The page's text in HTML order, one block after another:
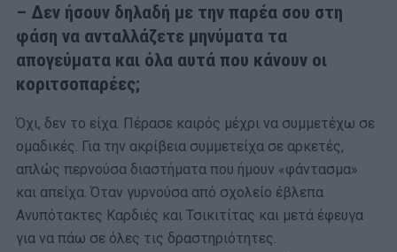
– Δεν ήσουν δηλαδή με την παρέα σου στη
φάση να ανταλλάζετε μηνύματα τα
απογεύματα και όλα αυτά που κάνουν οι
κοριτσοπαρέες;
Όχι, δεν το είχα. Πέρασε καιρός μέχρι να συμμετέχω σε
ομαδικές. Για την ακρίβεια συμμετείχα σε αρκετές,
απλώς περνούσα διαστήματα που ήμουν «φάντασμα»
και απείχα. Όταν γυρνούσα από σχολείο έβλεπα
Ανυπότακτες Καρδιές και Τσικιτίτας και μετά έφευγα
για να πάω σε όλες τις δραστηριότητες.